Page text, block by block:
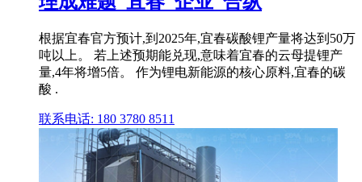
根据宜春官方预计,到2025年,宜春碳酸锂产量将达到50万
吨以上。 若上述预期能兑现,意味着宜春的云母提锂产
量,4年将增5倍。 作为锂电新能源的核心原料,宜春的碳
酸 .
联系电话: 180 3780 8511